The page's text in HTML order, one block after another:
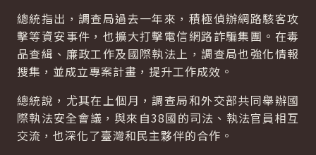
總統指出，調查局過去一年來，積極偵辦網路駭客攻
擊等資安事件，也擴大打擊電信網路詐騙集團。在毒
品查緝、廉政工作及國際執法上，調查局也強化情報
搜集，並成立專案計畫，提升工作成效。
總統說，尤其在上個月，調查局和外交部共同舉辦國
際執法安全會議，與來自38國的司法、執法官員相互
交流，也深化了臺灣和民主夥伴的合作。